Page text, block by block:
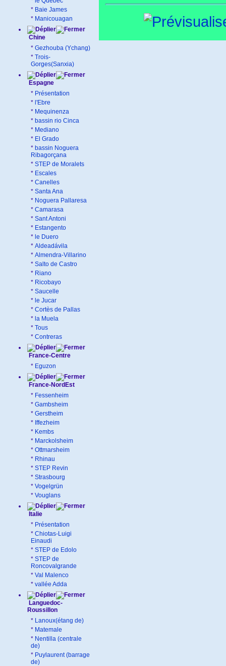
* Baie James
* Manicouagan
Chine
* Gezhouba (Ychang)
* Trois-
Gorges(Sanxia)
Espagne
* Présentation
* l'Ebre
* Mequinenza
* bassin rio Cinca
* Mediano
* El Grado
* bassin Noguera
Ribagorçana
* STEP de Moralets
* Escales
* Canelles
* Santa Ana
* Noguera Pallaresa
* Camarasa
* Sant Antoni
* Estangento
* le Duero
* Aldeadávila
* Almendra-Villarino
* Salto de Castro
* Riano
* Ricobayo
* Saucelle
* le Jucar
* Cortès de Pallas
* la Muela
* Tous
* Contreras
France-Centre
* Eguzon
France-NordEst
* Fessenheim
* Gambsheim
* Gerstheim
* Iffezheim
* Kembs
* Marckolsheim
* Ottmarsheim
* Rhinau
* STEP Revin
* Strasbourg
* Vogelgrün
* Vouglans
Italie
* Présentation
* Chiotas-Luigi
Einaudi
* STEP de Edolo
* STEP de
Roncovalgrande
* Val Malenco
* vallée Adda
Languedoc-
Roussillon
* Lanoux(étang de)
* Matemale
* Nentilla (centrale
de)
* Puylaurent (barrage
de)